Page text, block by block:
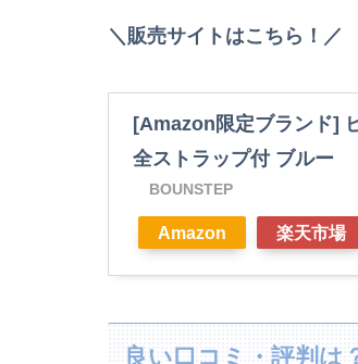
＼販売サイトはこちら！／
[Amazon限定ブランド]
全ストラップ付 ブルー
BOUNSTEP
Amazon 楽天市場
良い口コミ・評判は